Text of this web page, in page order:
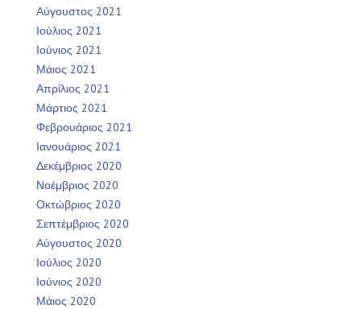
Αύγουστος 2021
Ιούλιος 2021
Ιούνιος 2021
Μάιος 2021
Απρίλιος 2021
Μάρτιος 2021
Φεβρουάριος 2021
Ιανουάριος 2021
Δεκέμβριος 2020
Νοέμβριος 2020
Οκτώβριος 2020
Σεπτέμβριος 2020
Αύγουστος 2020
Ιούλιος 2020
Ιούνιος 2020
Μάιος 2020